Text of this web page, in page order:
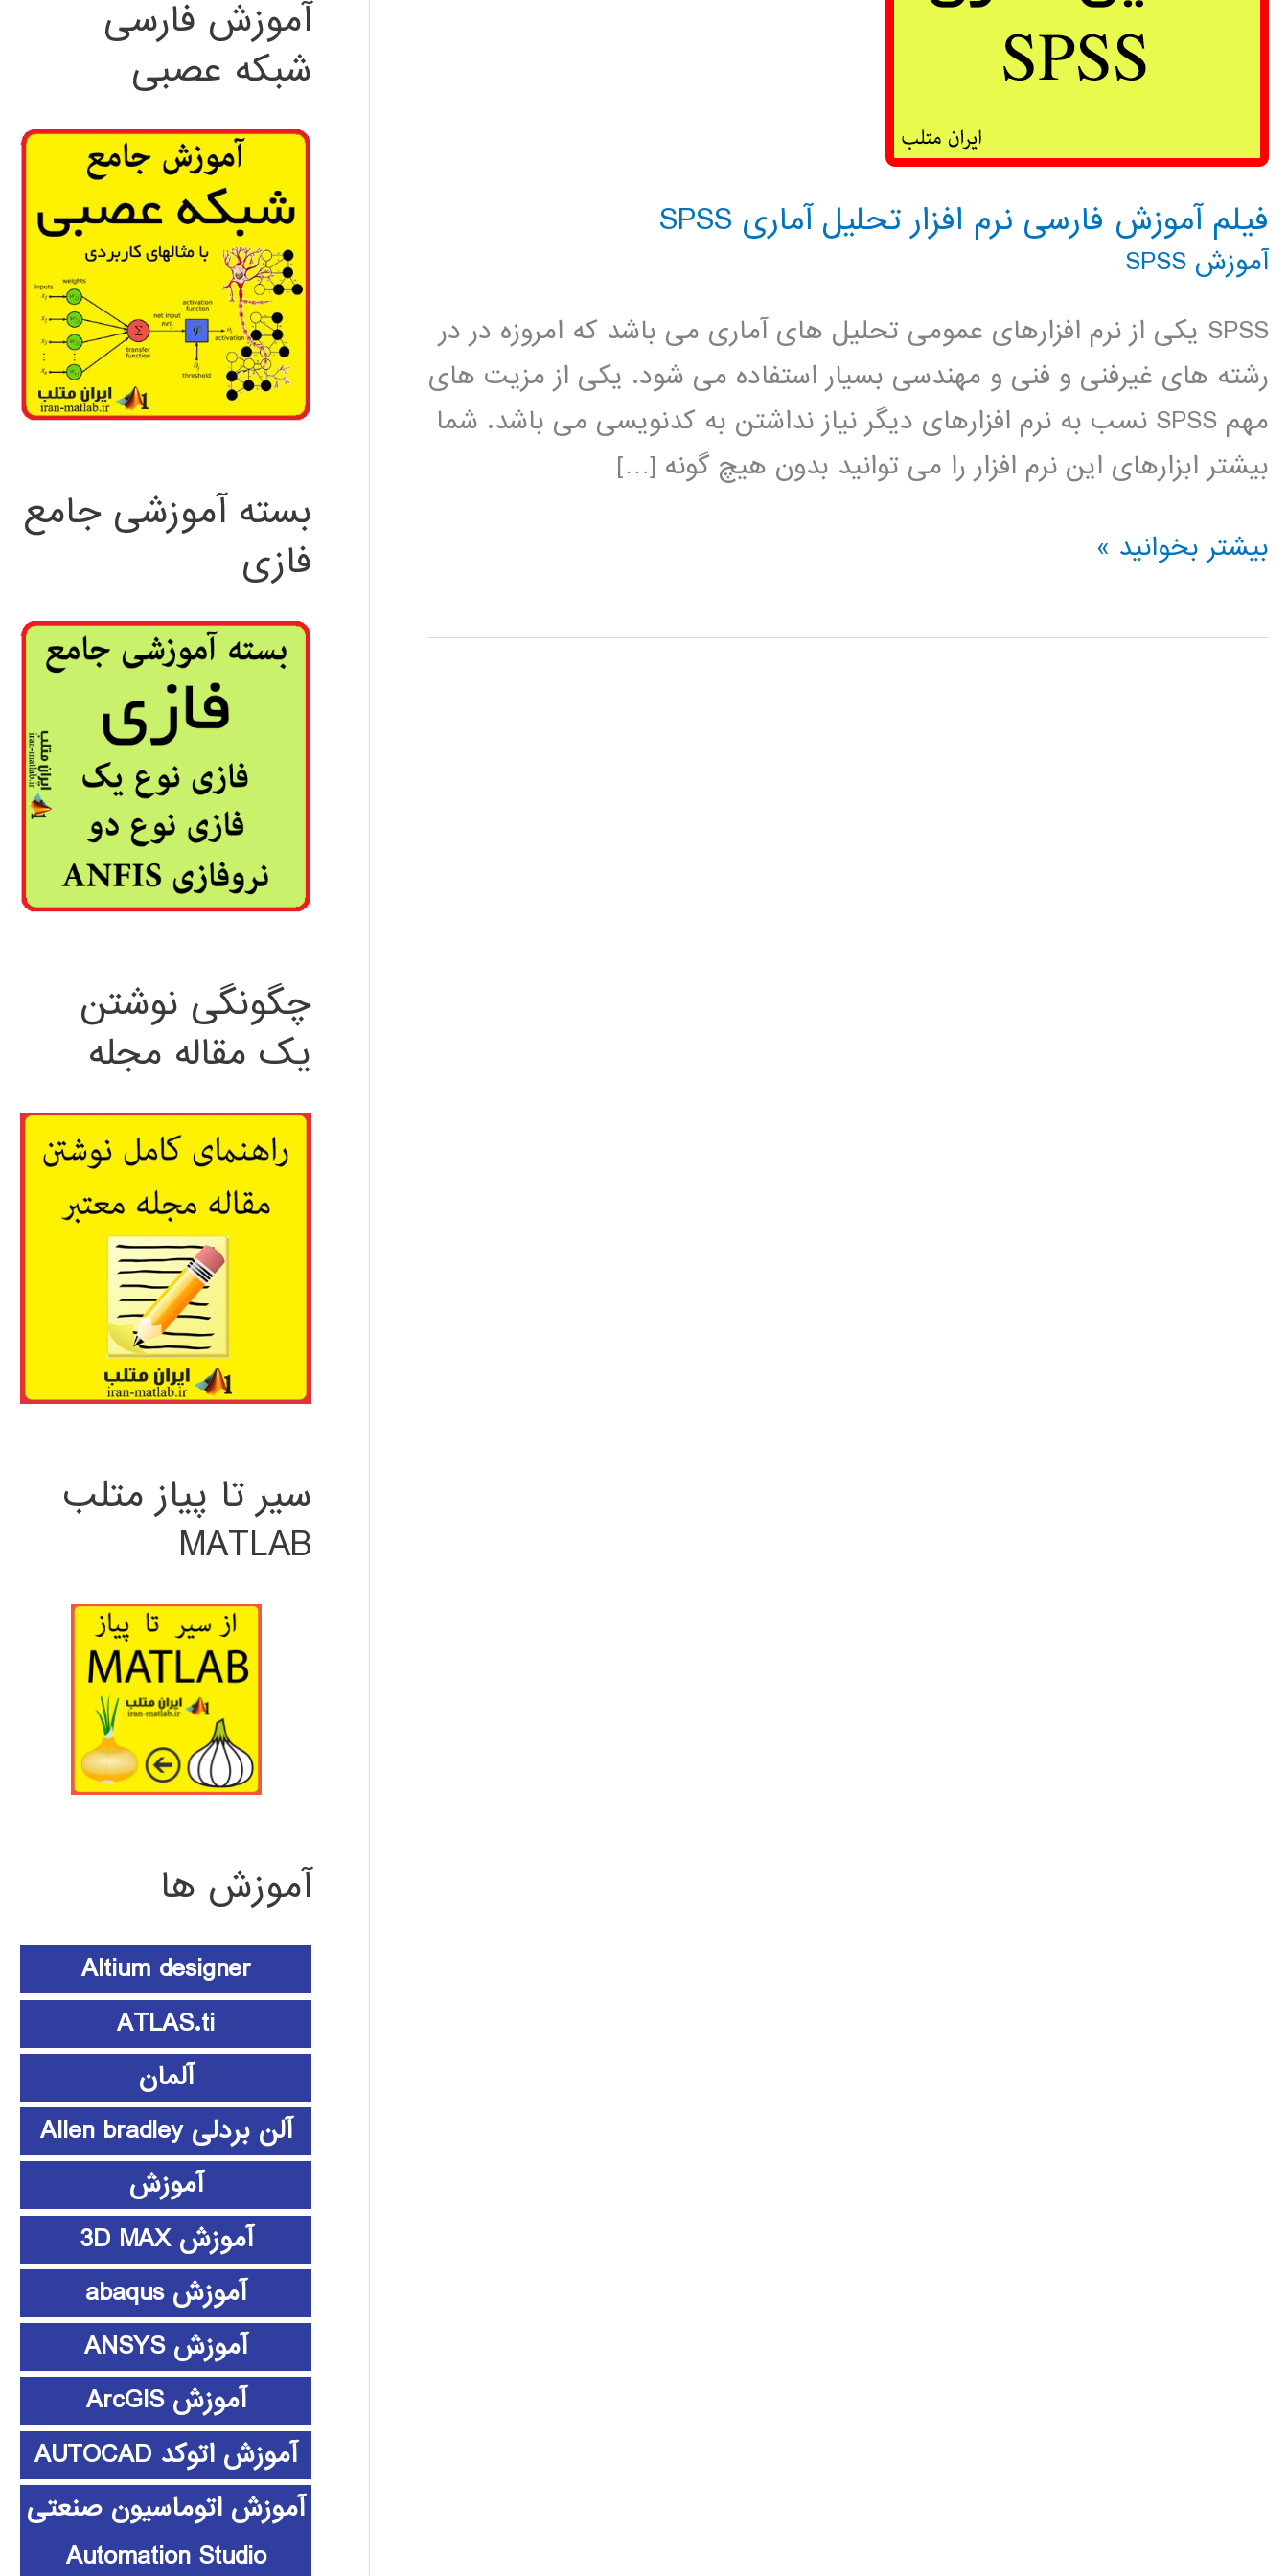
فیلم آموزش فارسی نرم افزار تحلیل آماری SPSS
آموزش SPSS
SPSS یکی از نرم افزارهای عمومی تحلیل های آماری می باشد که امروزه در در
رشته های غیرفنی و فنی و مهندسی بسیار استفاده می شود. یکی از مزیت های
مهم SPSS نسب به نرم افزارهای دیگر نیاز نداشتن به کدنویسی می باشد. شما
بیشتر ابزارهای این نرم افزار را می توانید بدون هیچ گونه […]
فیلم
فارسی
بیشتر بخوانید »
آموزش فارسی
شبکه عصبی
بسته آموزشی جامع
فازی
چگونگی نوشتن
یک مقاله مجله
سیر تا پیاز متلب
MATLAB
آموزش ها
Altium designer
ATLAS.ti
آلمان
آلن بردلی Allen bradley
آموزش
آموزش 3D MAX
آموزش abaqus
آموزش ANSYS
آموزش ArcGIS
آموزش اتوکد AUTOCAD
آموزش اتوماسیون صنعتی
Automation Studio